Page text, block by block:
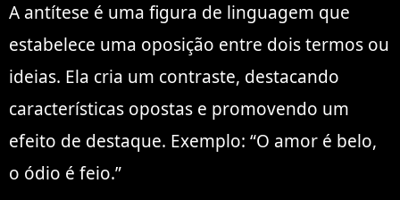
A antítese é uma figura de linguagem que
estabelece uma oposição entre dois termos ou
ideias. Ela cria um contraste, destacando
características opostas e promovendo um
efeito de destaque. Exemplo: “O amor é belo,
o ódio é feio.”